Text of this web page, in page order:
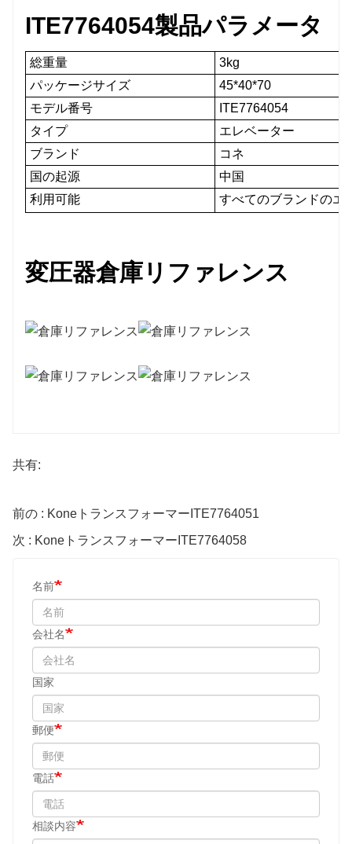
ITE7764054製品パラメータ
総重量
3kg
パッケージサイズ
45*40*70
モデル番号
ITE7764054
タイプ
エレベーター
ブランド
コネ
国の起源
中国
利用可能
すべてのブランドのエ
変圧器倉庫リファレンス
共有:
前の : KoneトランスフォーマーITE7764051
次 : KoneトランスフォーマーITE7764058
名前
会社名
国家
郵便
電話
相談内容